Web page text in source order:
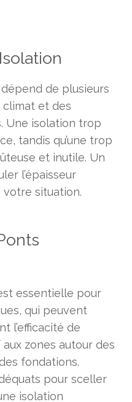
dépend de plusieurs
et des
Une isolation trop
tandis qu’une trop
et inutile. Un
l’épaisseur
situation.
essentielle pour
qui peuvent
l’efficacité de
aux zones autour des
fondations.
pour sceller
isolation